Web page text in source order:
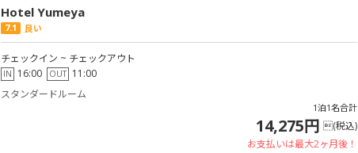
Hotel Yumeya
7.1 良い
チェックイン ~ チェックアウト
IN 16:00 OUT 11:00
スタンダードルーム
1泊1名合計
14,275円 (税込)
お支払いは最大2ヶ月後！